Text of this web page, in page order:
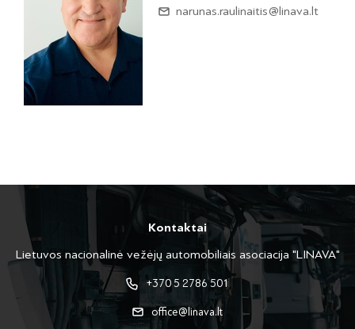
narunas.raulinaitis@linava.lt
Kontaktai
Lietuvos nacionalinė vežėjų automobiliais asociacija "LINAVA"
+370 5 2786 501
office@linava.lt